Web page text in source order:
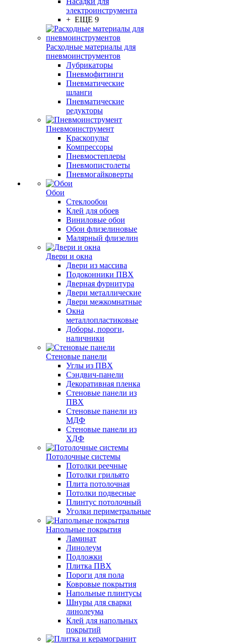
электроинструмента
+ ЕЩЕ 9
Расходные материалы для
пневмоинструментов
Лубрикаторы
Пневмофитинги
Пневматические
шланги
Пневматические
редукторы
Пневмоинструмент
Краскопульт
Компрессоры
Пневмостеплеры
Пневмопистолеты
Пневмогайковерты
Обои
Стеклообои
Клей для обоев
Виниловые обои
Обои флизелиновые
Малярный флизелин
Двери и окна
Двери из массива
Подоконники ПВХ
Дверная фурнитура
Двери металлические
Двери межкомнатные
Окна
металлопластиковые
Доборы, пороги,
наличники
Стеновые панели
Углы из ПВХ
Сэндвич-панели
Декоративная пленка
Стеновые панели из
ПВХ
Стеновые панели из
МДФ
Стеновые панели из
ХДФ
Потолочные системы
Потолки реечные
Потолки грильято
Плита потолочная
Потолки подвесные
Плинтус потолочный
Уголки периметральные
Напольные покрытия
Ламинат
Линолеум
Подложки
Плитка ПВХ
Пороги для пола
Ковровые покрытия
Напольные плинтусы
Шнуры для сварки
линолеума
Клей для напольных
покрытий